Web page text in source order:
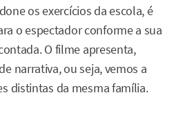
os exercícios da escola, é
o espectador conforme a sua
O filme apresenta,
narrativa, ou seja, vemos a
distintas da mesma família.